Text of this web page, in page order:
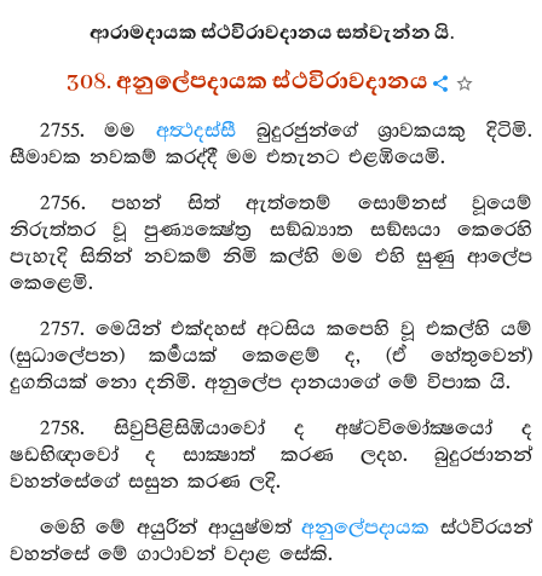
ආරාමදායක ස්ථවිරාවදානය සත්වැන්න යි.
308. අනුලේපදායක ස්ථවිරාවදානය
2755. මම අත්‍ථදස්සීබුදුරජුන්ගේ ශ්‍රාවකයකු දිටිමි.
සීමාවක නවකම් කරද්දී මම එතැනට එළඹියෙමි.
2756. පහන් සිත් ඇත්තෙම් සොම්නස් වූයෙම්
නිරුත්තර වූ පුණ්‍යක්‍ෂේත්‍ර සඞ්ඛ්‍යාත සඞ්ඝයා කෙරෙහි
පැහැදි සිතින් නවකම් නිමි කල්හි මම එහි සුණු ආලේප
කෙළෙමි.
2757. මෙයින් එක්දහස් අටසිය කපෙහි වූ එකල්හි යම්
(සුධාලේපන) කර්‍මයක් කෙළෙම් ද, (ඒ හේතුවෙන්)
දුගතියක් නො දනිමි. අනුලේප දානයාගේ මේ විපාක යි.
2758. සිවුපිළිසිඹියාවෝ ද අෂ්ටවිමෝක්‍ෂයෝ ද
ෂඩභිඥාවෝ ද සාක්‍ෂාත් කරණ ලදහ. බුදුරජානන්
වහන්සේගේ සසුන කරණ ලදි.
මෙහි මේ අයුරින් ආයුෂ්මත්අනුලේපදායක ස්ථවිරයන්
වහන්සේ මේ ගාථාවන් වදාළ සේකි.